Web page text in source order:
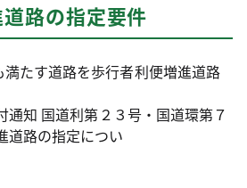
路の指定要件
たす道路を歩行者利便増進道路
通知 国道利第２３号・国道環第７
道路の指定につい